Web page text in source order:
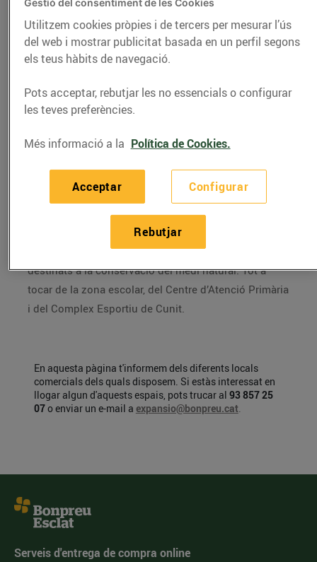
Cunit
Sol comercial per la construcció de dues naus de
2.800 i 3.000 metres quadrats. És un conjunt
parcel·la de més de 9.000 metres quadrats destinats a
estació de servei, usos comercials i de restauració.
Dins d’aquest conjunt comercial també es compta
amb una parcel·la hotelera i una de residencial així
com una zona verda de 7.500 metres quadrats
destinats a la conservació del medi natural. Tot a
tocar de la zona escolar, del Centre d’Atenció Primària
i del Complex Esportiu de Cunit.
En aquesta pàgina t'informem dels diferents locals
comercials dels quals disposem. Si estàs interessat en
llogar algun d'aquests espais, pots trucar al 93 857 25
07o enviar un e-mail a expansio@bonpreu.cat.
Serveis d'entrega de compra online
Gestió del consentiment de les Cookies
Utilitzem cookies pròpies i de tercers per mesurar l’ús
del web i mostrar publicitat basada en un perfil segons
els teus hàbits de navegació.
Pots acceptar, rebutjar les no essencials o configurar
les teves preferències.
Més informació a la Política de Cookies.
Configurar
Rebutjar
Acceptar